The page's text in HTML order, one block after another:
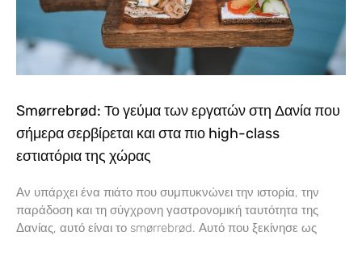
Smørrebrød: Το γεύμα των εργατών στη Δανία που
σήμερα σερβίρεται και στα πιο high-class
εστιατόρια της χώρας
Αν υπάρχει ένα πιάτο που συμπυκνώνει την ιστορία, την
παράδοση και τη σύγχρονη γαστρονομική ταυτότητα της
Δανίας, αυτό είναι το smørrebrød. Αυτό που ξεκίνησε ως